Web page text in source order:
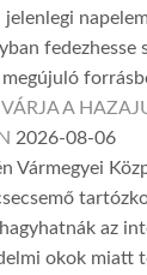
fedezhesse
A
2026-08-06
Vármegyei
az
okok miatt